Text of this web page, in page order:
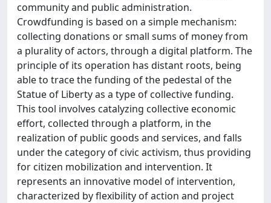
community and public administration.
Crowdfunding is based on a simple mechanism:
collecting donations or small sums of money from
a plurality of actors, through a digital platform. The
principle of its operation has distant roots, being
able to trace the funding of the pedestal of the
Statue of Liberty as a type of collective funding.
This tool involves catalyzing collective economic
effort, collected through a platform, in the
realization of public goods and services, and falls
under the category of civic activism, thus providing
for citizen mobilization and intervention. It
represents an innovative model of intervention,
characterized by flexibility of action and project